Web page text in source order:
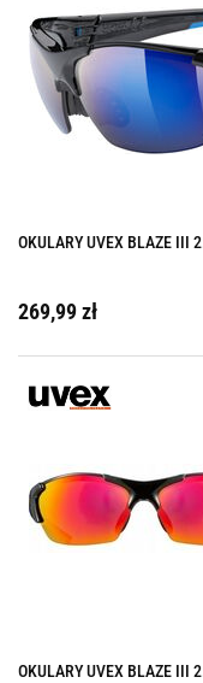
OKULARY UVEX BLAZE III
269,99 zł
OKULARY UVEX BLAZE III